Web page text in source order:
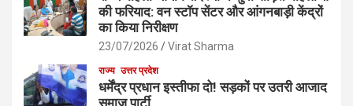
की फरियाद: वन स्टॉप सेंटर और आंगनबाड़ी केंद्रों
का किया निरीक्षण
23/07/2026 Virat Sharma
राज्य उत्तर प्रदेश
धर्मेंद्र प्रधान इस्तीफा दो! सड़कों पर उतरी आजाद
समाज पार्टी